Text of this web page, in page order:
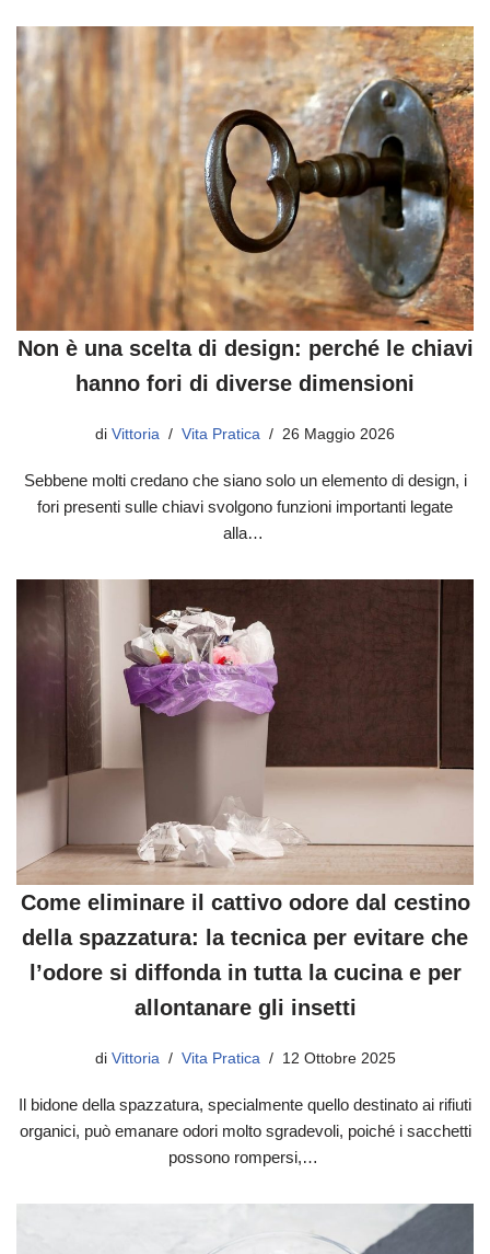
Non è una scelta di design: perché le chiavi
hanno fori di diverse dimensioni
di Vittoria Vita Pratica 26 Maggio 2026
Sebbene molti credano che siano solo un elemento di design, i
fori presenti sulle chiavi svolgono funzioni importanti legate
alla…
Come eliminare il cattivo odore dal cestino
della spazzatura: la tecnica per evitare che
l’odore si diffonda in tutta la cucina e per
allontanare gli insetti
di Vittoria Vita Pratica 12 Ottobre 2025
Il bidone della spazzatura, specialmente quello destinato ai rifiuti
organici, può emanare odori molto sgradevoli, poiché i sacchetti
possono rompersi,…